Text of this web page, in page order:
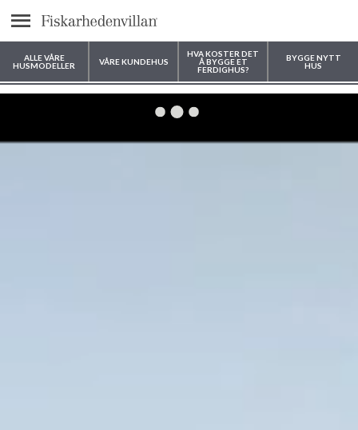
text.menu
ALLE VÅRE
HUSMODELLER
VÅRE KUNDEHUS
HVA KOSTER DET
Å BYGGE ET
FERDIGHUS?
BYGGE NYTT
HUS
Hvor vil du bygge huset ditt?